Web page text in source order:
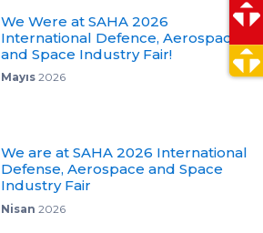
We Were at SAHA 2026
International Defence, Aerospace
and Space Industry Fair!
Mayıs2026
We are at SAHA 2026 International
Defense, Aerospace and Space
Industry Fair
Nisan 2026